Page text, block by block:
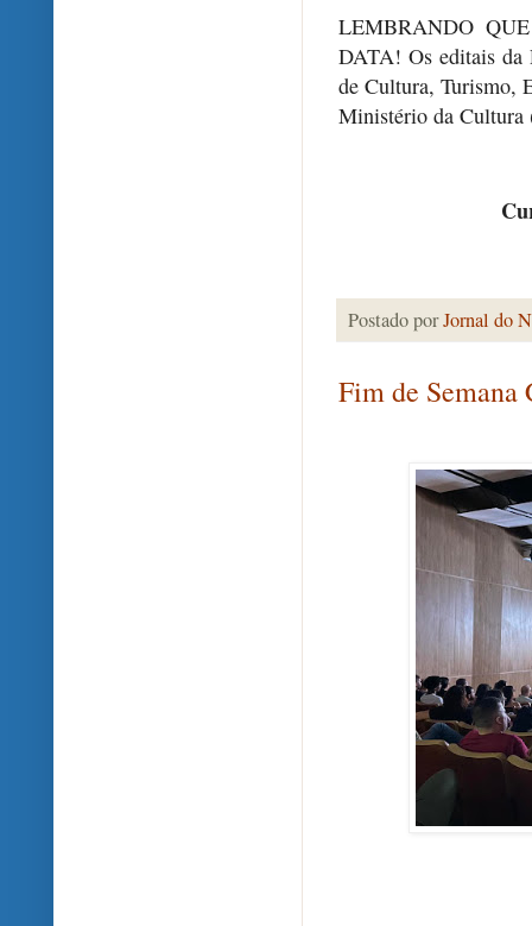
LEMBRANDO
DATA! Os editais da
de Cultura, Turismo,
Ministério da
Postado porJornal do
Fim de